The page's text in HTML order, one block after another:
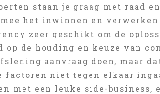
staan je graag met raad
het inwinnen en
zeer geschikt om de
op de houding en keuze van
aanvraag doen, maar
factoren niet tegen elkaar
met een leuke side-